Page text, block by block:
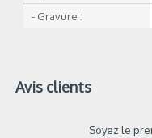
- Gravure :
Avis clients
Soyez le